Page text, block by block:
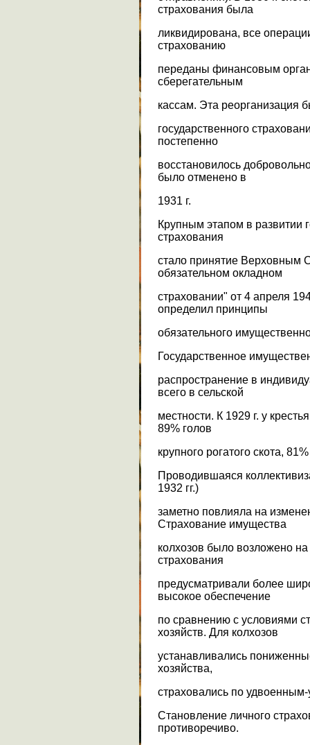
страхования была
ликвидирована, все
страхованию
переданы финансовым
сберегательным
кассам. Эта реорганизация
государственного
постепенно
восстановилось
было отменено в
1931 г.
Крупным этапом в развитии
страхования
стало принятие
обязательном окладном
страховании" от 4 апреля
определил принципы
обязательного
Государственное
распространение в
всего в сельской
местности. К 1929 г. у
89% голов
крупного рогатого скота,
Проводившаяся
1932 гг.)
заметно повлияла на
Страхование имущества
колхозов было возложено
страхования
предусматривали более
высокое обеспечение
по сравнению с условиями
хозяйств. Для колхозов
устанавливались
хозяйства,
страховались по
Становление личного
противоречиво.